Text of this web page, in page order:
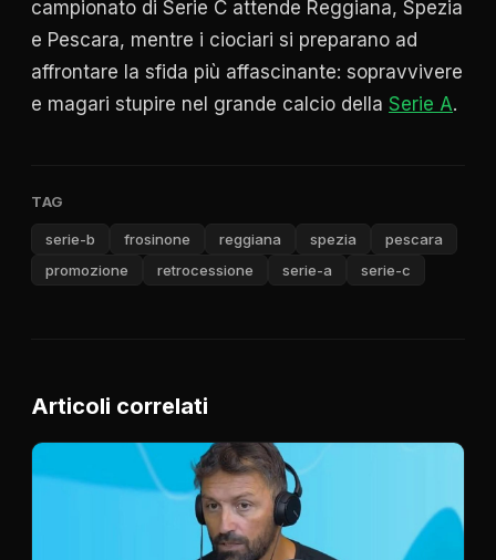
campionato di Serie C attende Reggiana, Spezia
e Pescara, mentre i ciociari si preparano ad
affrontare la sfida più affascinante: sopravvivere
e magari stupire nel grande calcio della Serie A.
TAG
serie-b frosinone reggiana spezia
pescara
promozione
retrocessione serie-a serie-c
Articoli correlati